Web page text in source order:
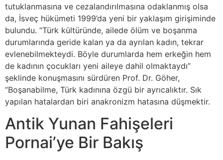
tutuklanmasına ve cezalandırılmasına odaklanmış olsa
da, İsveç hükümeti 1999’da yeni bir yaklaşım girişiminde
bulundu. “Türk kültüründe, ailede ölüm ve boşanma
durumlarında geride kalan ya da ayrılan kadın, tekrar
evlenebilmekteydi. Böyle durumlarda hem erkeğin hem
de kadının çocukları yeni aileye dahil olmaktaydı”
şeklinde konuşmasını sürdüren Prof. Dr. Göher,
“Boşanabilme, Türk kadınına özgü bir ayrıcalıktır. Sık
yapılan hatalardan biri anakronizm hatasına düşmektir.
Antik Yunan Fahişeleri
Pornai’ye Bir Bakış